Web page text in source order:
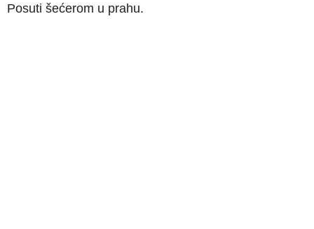
Posuti šećerom u prahu.